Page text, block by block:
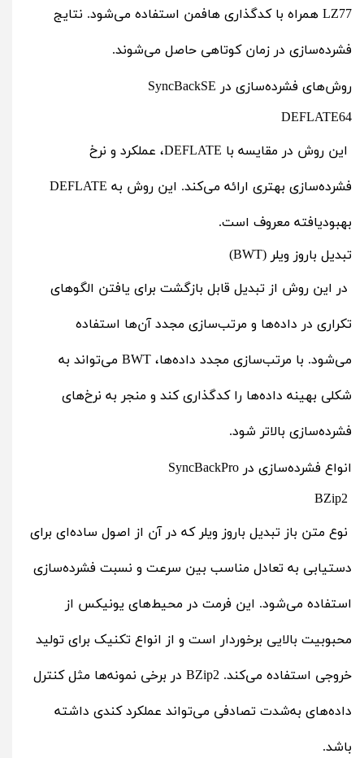
LZ77 همراه ‌با کدگذاری هافمن استفاده می‌شود. نتایج
فشرده‌سازی در زمان کوتاهی حاصل می‌‌شوند.
روش‌های فشرده‌سازی در SyncBackSE
DEFLATE64
این روش در مقایسه با DEFLATE، عملکرد و نرخ
فشرده‌سازی بهتری ارائه می‌کند. این روش به DEFLATE
بهبودیافته معروف است.
تبدیل باروز ویلر (BWT)
در این روش از تبدیل قابل بازگشت برای یافتن الگوهای
تکراری در داده‌ها و مرتب‌سازی مجدد آن‌ها استفاده
می‌شود. با مرتب‌سازی مجدد داده‌ها، BWT می‌تواند به
شکلی بهینه‌ داده‌ها را کدگذاری کند و منجر به نرخ‌های
فشرده‌سازی بالاتر شود.
انواع فشرده‌سازی در SyncBackPro
BZip2
نوع متن ‌باز تبدیل باروز ویلر که در آن از اصول ساده‌ای برای
دستیابی به تعادل مناسب بین سرعت و نسبت فشرده‌سازی
استفاده می‌شود. این فرمت در محیط‌های یونیکس از
محبوبیت بالایی برخوردار است و از انواع تکنیک‌ برای تولید
خروجی استفاده می‌کند. BZip2 در برخی نمونه‌ها مثل کنترل
داده‌های به‌شدت تصادفی می‌تواند عملکرد کندی داشته
باشد.